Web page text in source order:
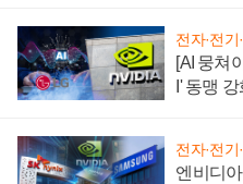
전자·전기
[AI 뭉쳐
I' 동맹
전자·전기
엔비디